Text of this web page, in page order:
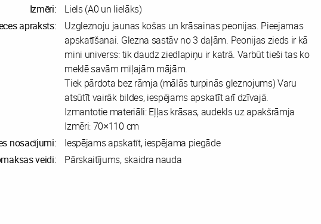
Izmēri:
Liels (A0 un lielāks)
apraksts:
Uzgleznoju jaunas košas un krāsainas peonijas. Pieejamas
apskatīšanai. Glezna sastāv no 3 daļām. Peonijas zieds ir kā
mini universs: tik daudz ziedlapiņu ir katrā. Varbūt tieši tas ko
meklē savām mīļajām mājām.
Tiek pārdota bez rāmja (mālās turpinās gleznojums) Varu
atsūtīt vairāk bildes, iespējams apskatīt arī dzīvajā.
Izmantotie materiāli: Eļļas krāsas, audekls uz apakšrāmja
Izmēri: 70×110 cm
nosacījumi:
Iespējams apskatīt, iespējama piegāde
veidi:
Pārskaitījums, skaidra nauda